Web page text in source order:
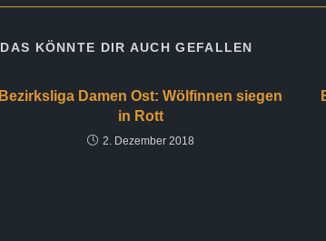
DAS KÖNNTE DIR AUCH GEFALLEN
Bezirksliga Damen Ost: Wölfinnen siegen
in Rott
2. Dezember 2018